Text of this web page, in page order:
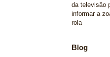
da televisão
informar a
rola
Blog